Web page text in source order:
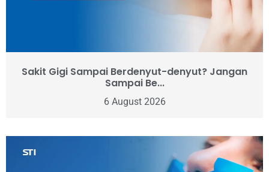
Sakit Gigi Sampai Berdenyut-denyut? Jangan
Sampai Be...
6 August 2026